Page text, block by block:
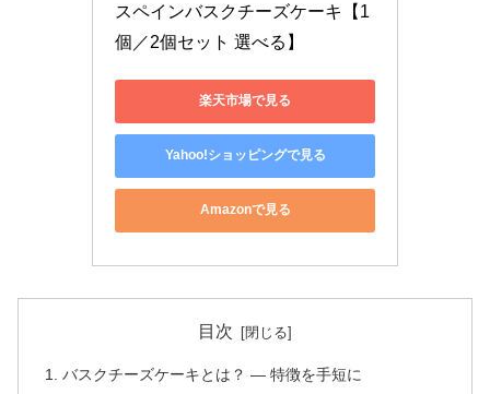
スペインバスクチーズケーキ【1
個／2個セット 選べる】
楽天市場で見る
Yahoo!ショッピングで見る
Amazonで見る
目次
バスクチーズケーキとは？ — 特徴を手短に